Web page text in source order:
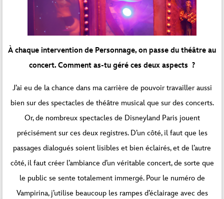
À chaque intervention de Personnage, on passe du théâtre au
concert. Comment as-tu géré ces deux aspects ?
J’ai eu de la chance dans ma carrière de pouvoir travailler aussi
bien sur des spectacles de théâtre musical que sur des concerts.
Or, de nombreux spectacles de Disneyland Paris jouent
précisément sur ces deux registres. D’un côté, il faut que les
passages dialogués soient lisibles et bien éclairés, et de l’autre
côté, il faut créer l’ambiance d’un véritable concert, de sorte que
le public se sente totalement immergé. Pour le numéro de
Vampirina, j’utilise beaucoup les rampes d’éclairage avec des